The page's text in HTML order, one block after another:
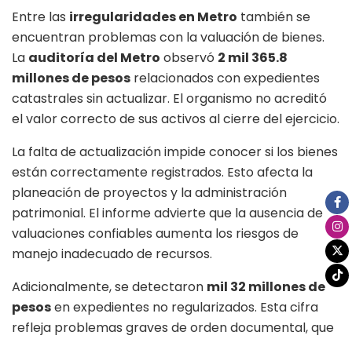
Entre las irregularidades en Metro también se
encuentran problemas con la valuación de bienes.
La auditoría del Metro observó 2 mil 365.8
millones de pesos relacionados con expedientes
catastrales sin actualizar. El organismo no acreditó
el valor correcto de sus activos al cierre del ejercicio.
La falta de actualización impide conocer si los bienes
están correctamente registrados. Esto afecta la
planeación de proyectos y la administración
patrimonial. El informe advierte que la ausencia de
valuaciones confiables aumenta los riesgos de
manejo inadecuado de recursos.
Adicionalmente, se detectaron mil 32 millones de
pesosen expedientes no regularizados. Esta cifra
refleja problemas graves de orden documental, que